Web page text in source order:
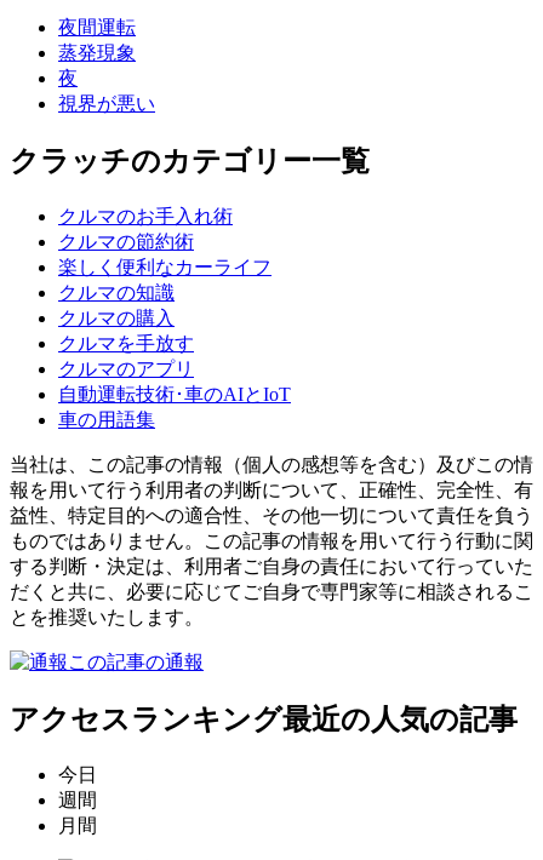
夜間運転
蒸発現象
夜
視界が悪い
クラッチのカテゴリー一覧
クルマのお手入れ術
クルマの節約術
楽しく便利なカーライフ
クルマの知識
クルマの購入
クルマを手放す
クルマのアプリ
自動運転技術･車のAIとIoT
車の用語集
当社は、この記事の情報（個人の感想等を含む）及びこの情
報を用いて行う利用者の判断について、正確性、完全性、有
益性、特定目的への適合性、その他一切について責任を負う
ものではありません。この記事の情報を用いて行う行動に関
する判断・決定は、利用者ご自身の責任において行っていた
だくと共に、必要に応じてご自身で専門家等に相談されるこ
とを推奨いたします。
この記事の通報
アクセスランキング最近の人気の記事
今日
週間
月間